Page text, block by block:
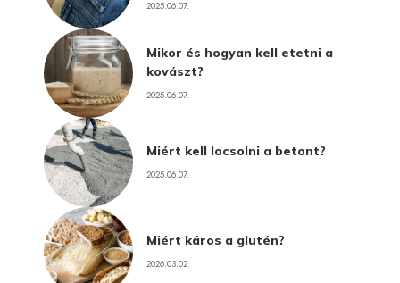
2025.06.07.
Mikor és hogyan kell etetni a
kovászt?
2025.06.07.
Miért kell locsolni a betont?
2025.06.07.
Miért káros a glutén?
2026.03.02.